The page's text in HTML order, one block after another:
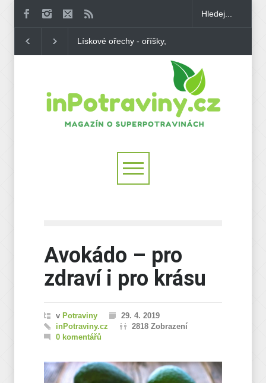
Kešu - brazilské ořechy, na
Avokádo – pro
zdraví i pro krásu
v Potraviny
29. 4. 2019
inPotraviny.cz
2818 Zobrazení
0 komentářů